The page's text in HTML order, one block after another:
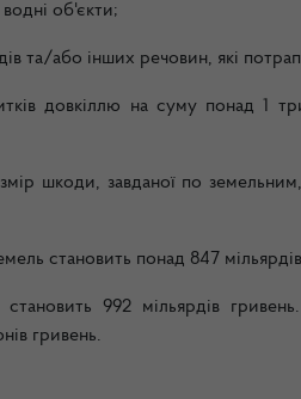
об'єкти;
та/або інших речовин, які
довкіллю на суму понад 1
шкоди, завданої по
становить понад 847
992 мільярдів
гривень.